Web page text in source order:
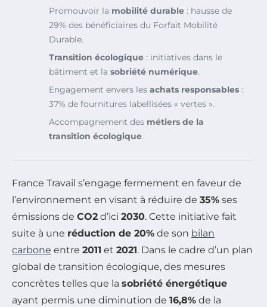
Promouvoir la mobilité durable : hausse de
29% des bénéficiaires du Forfait Mobilité
Durable.
Transition écologique : initiatives dans le
bâtiment et la sobriété numérique.
Engagement envers les achats responsables :
37% de fournitures labellisées « vertes ».
Accompagnement des métiers de la
transition écologique.
France Travail s’engage fermement en faveur de
l’environnement en visant à réduire de 35% ses
émissions de CO2 d’ici 2030. Cette initiative fait
suite à une réduction de 20% de son bilan
carbone entre 2011 et 2021. Dans le cadre d’un plan
global de transition écologique, des mesures
concrètes telles que la sobriété énergétique
ayant permis une diminution de 16,8% de la